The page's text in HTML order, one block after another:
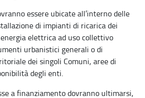
essere ubicate all’interno delle
di impianti di ricarica dei
elettrica ad uso collettivo
urbanistici generali o di
dei singoli Comuni, aree di
degli enti.
a finanziamento dovranno ultimarsi,